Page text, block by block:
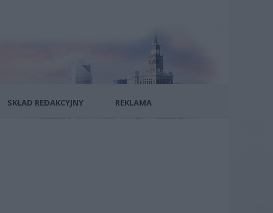
SKŁAD REDAKCYJNY REKLAMA